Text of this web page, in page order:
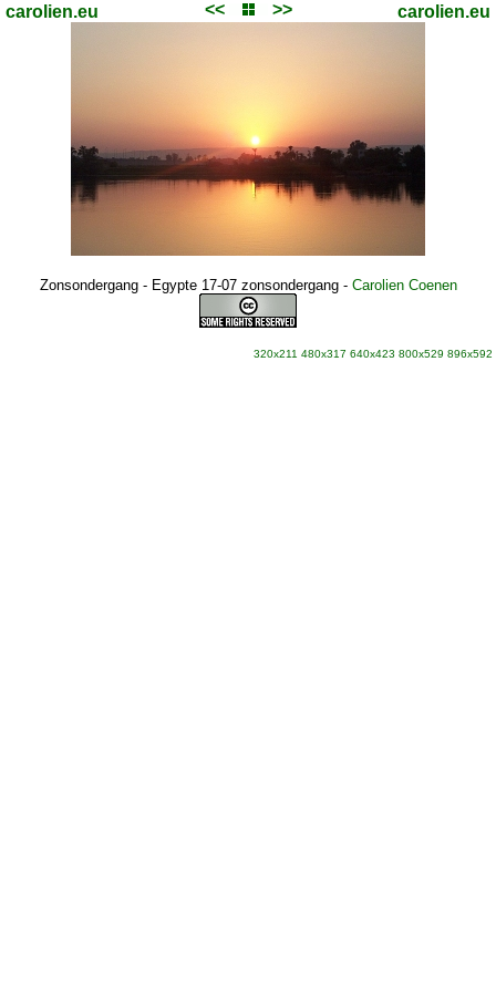
carolien.eu << >> carolien.eu
Zonsondergang - Egypte 17-07 zonsondergang- Carolien Coenen
320x211 480x317 640x423 800x529 896x592